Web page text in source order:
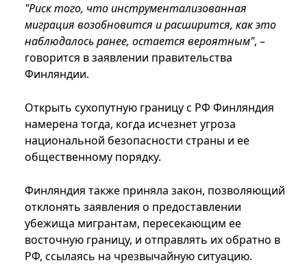
"Риск того, что инструментализованная
миграция возобновится и расширится, как это
наблюдалось ранее, остается вероятным", –
говорится в заявлении правительства
Финляндии.
Открыть сухопутную границу с РФ Финляндия
намерена тогда, когда исчезнет угроза
национальной безопасности страны и ее
общественному порядку.
Финляндия также приняла закон, позволяющий
отклонять заявления о предоставлении
убежища мигрантам, пересекающим ее
восточную границу, и отправлять их обратно в
РФ, ссылаясь на чрезвычайную ситуацию.